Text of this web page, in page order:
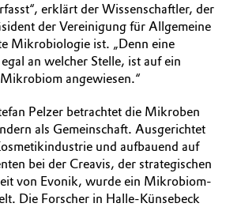
erklärt der Wissenschaftler, der
der Vereinigung für Allgemeine
Mikrobiologie ist. „Denn eine
an welcher Stelle, ist auf ein
angewiesen.“
Pelzer betrachtet die Mikroben
als Gemeinschaft. Ausgerichtet
und aufbauend auf
bei der Creavis, der strategischen
von ­Evonik, wurde ein Mikrobiom-
Die Forscher in Halle-Künsebeck